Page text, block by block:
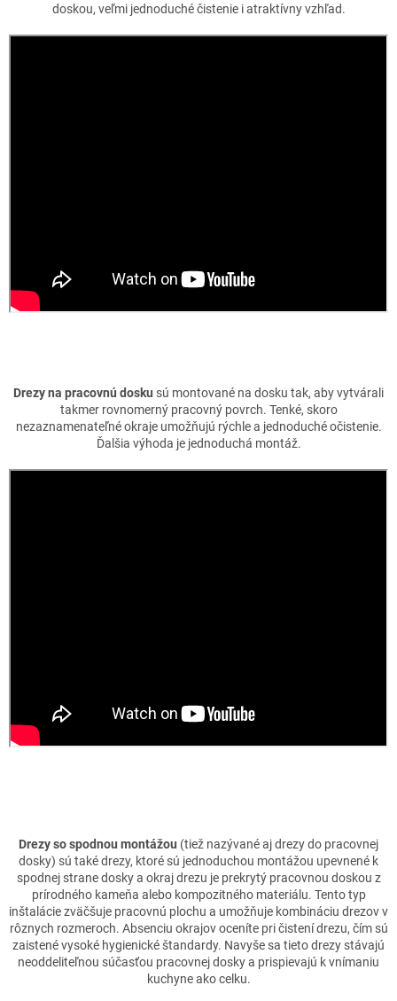
doskou, veľmi jednoduché čistenie i atraktívny vzhľad.
Drezy na pracovnú dosku sú montované na dosku tak, aby vytvárali
takmer rovnomerný pracovný povrch. Tenké, skoro
nezaznamenateľné okraje umožňujú rýchle a jednoduché očistenie.
Ďalšia výhoda je jednoduchá montáž.
Drezy so spodnou montážou (tiež nazývané aj drezy do pracovnej
dosky) sú také drezy, ktoré sú jednoduchou montážou upevnené k
spodnej strane dosky a okraj drezu je prekrytý pracovnou doskou z
prírodného kameňa alebo kompozitného materiálu. Tento typ
inštalácie zväčšuje pracovnú plochu a umožňuje kombináciu drezov v
rôznych rozmeroch. Absenciu okrajov oceníte pri čistení drezu, čím sú
zaistené vysoké hygienické štandardy. Navyše sa tieto drezy stávajú
neoddeliteľnou súčasťou pracovnej dosky a prispievajú k vnímaniu
kuchyne ako celku.